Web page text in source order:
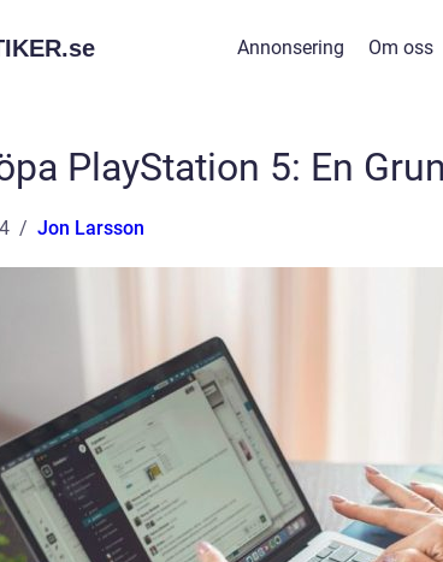
se Annonsering Om oss
PlayStation 5: En
Jon Larsson